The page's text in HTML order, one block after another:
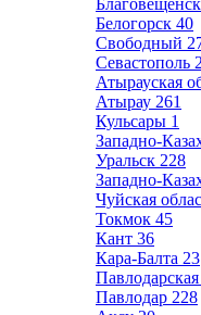
Благовещенск
Белогорск 40
Свободный
Севастополь
Атырауская
Атырау 261
Кульсары 1
Западно-
Уральск 228
Западно-
Чуйская
Токмок 45
Кант 36
Кара-Балта 23
Павлодарская
Павлодар 228